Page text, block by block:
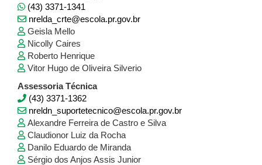
(43) 3371-1341
nrelda_crte@escola.pr.gov.br
Geisla Mello
Nicolly Caires
Roberto Henrique
Vitor Hugo de Oliveira Silverio
Assessoria Técnica
(43) 3371-1362
nreldn_suportetecnico@escola.pr.gov.br
Alexandre Ferreira de Castro e Silva
Claudionor Luiz da Rocha
Danilo Eduardo de Miranda
Sérgio dos Anjos Assis Junior